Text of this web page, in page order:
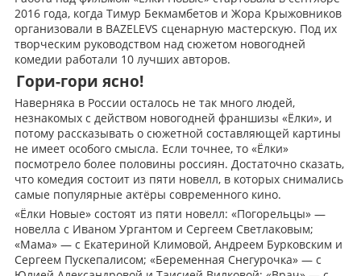
2016 года, когда Тимур Бекмамбетов и Жора Крыжовников
организовали в BAZELEVS сценарную мастерскую. Под их
творческим руководством над сюжетом новогодней
комедии работали 10 лучших авторов.
Гори-гори ясно!
Наверняка в России осталось не так много людей,
незнакомых с действом новогодней франшизы «Ёлки», и
потому рассказывать о сюжетной составляющей картины
не имеет особого смысла. Если точнее, то «Ёлки»
посмотрело более половины россиян. Достаточно сказать,
что комедия состоит из пяти новелл, в которых снимались
самые популярные актёры современного кино.
«Ёлки Новые» состоят из пяти новелл: «Погорельцы» —
новелла с Иваном Ургантом и Сергеем Светлаковым;
«Мама» — с Екатериной Климовой, Андреем Бурковским и
Сергеем Пускепалисом; «Беременная Снегурочка» — с